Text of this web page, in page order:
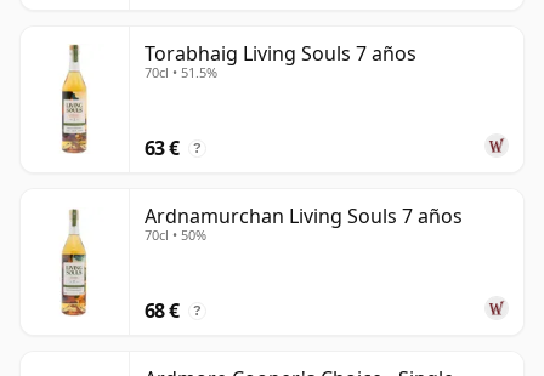
Torabhaig Living Souls 7 años
70cl • 51.5%
63 € ?
Ardnamurchan Living Souls 7 años
70cl • 50%
68 € ?